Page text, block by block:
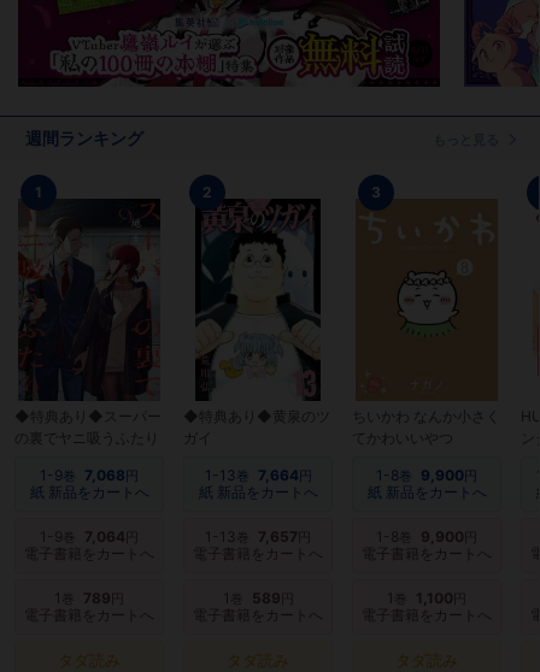
週間ランキング
1
◆特典あり◆スーパー
の裏でヤニ吸うふたり
1-9巻 7,068 円
紙 新品をカートへ
1-9 巻 7,064
電子書籍をカートへ
1 巻 789
電子書籍をカートへ
タダ読み
2
◆特典あり◆黄泉のツ
ガイ
1-13巻 7,664 円
紙 新品をカートへ
1-13 巻 7,657
電子書籍をカートへ
1 巻 589
電子書籍をカートへ
タダ読み
3
ちいかわ なんか小さく
てかわいいやつ
1-8巻 9,900 円
紙 新品をカートへ
1-8 巻 9,900
電子書籍をカートへ
1 巻 1,100
電子書籍をカートへ
タダ読み